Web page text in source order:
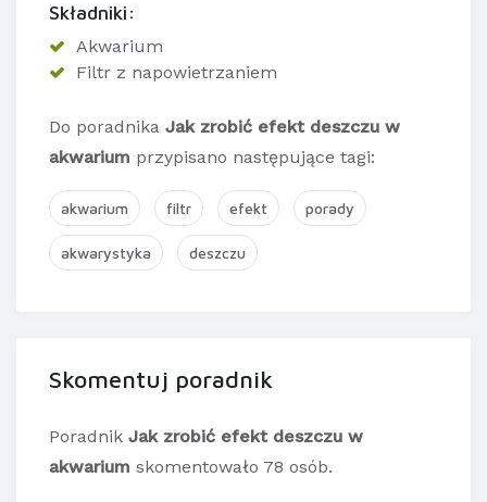
Składniki:
Akwarium
Filtr z napowietrzaniem
Do poradnika Jak zrobić efekt deszczu w
akwarium przypisano następujące tagi:
akwarium filtr efekt porady
akwarystyka deszczu
Skomentuj poradnik
Poradnik Jak zrobić efekt deszczu w
akwarium skomentowało 78 osób.